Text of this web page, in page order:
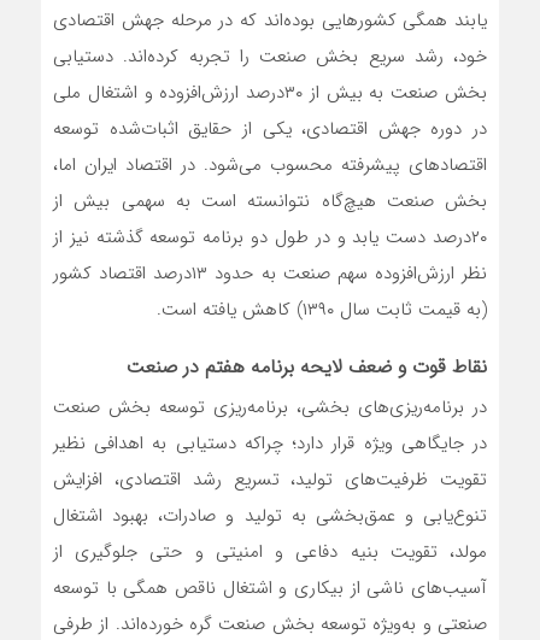
یابند همگی کشورهایی بوده‌اند که در مرحله جهش اقتصادی
خود، رشد سریع بخش صنعت را تجربه کرده‌اند. دستیابی
بخش صنعت به بیش از ۳۰‌درصد ارزش‌افزوده و اشتغال ملی
در دوره جهش اقتصادی، یکی از حقایق اثبات‌شده توسعه
اقتصادهای پیشرفته محسوب می‌شود. در اقتصاد ایران اما،
بخش صنعت هیچ‌گاه نتوانسته است به سهمی بیش از
۲۰‌درصد دست یابد و در طول دو برنامه توسعه گذشته نیز از
نظر ارزش‌افزوده سهم صنعت به حدود ۱۳‌درصد اقتصاد کشور
(به قیمت ثابت سال ۱۳۹۰) کاهش یافته است.
نقاط قوت ‌و ضعف لایحه برنامه هفتم در صنعت
در برنامه‌‌‌ریزی‌‌‌های بخشی، برنامه‌‌‌ریزی توسعه بخش صنعت
در جایگاهی ویژه قرار دارد؛ چراکه دستیابی به اهدافی نظیر
تقویت ظرفیت‌‌‌های تولید، تسریع رشد اقتصادی، افزایش
تنوع‌‌‌یابی و عمق‌‌‌بخشی به تولید و صادرات، بهبود اشتغال
مولد، تقویت بنیه دفاعی و امنیتی و حتی جلوگیری از
آسیب‌های ناشی از بیکاری و اشتغال ناقص همگی با توسعه
صنعتی و به‌ویژه توسعه بخش صنعت گره خورده‌اند. از طرفی